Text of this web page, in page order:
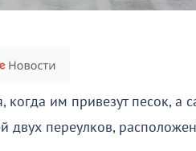
им привезут песок, а
двух переулков,